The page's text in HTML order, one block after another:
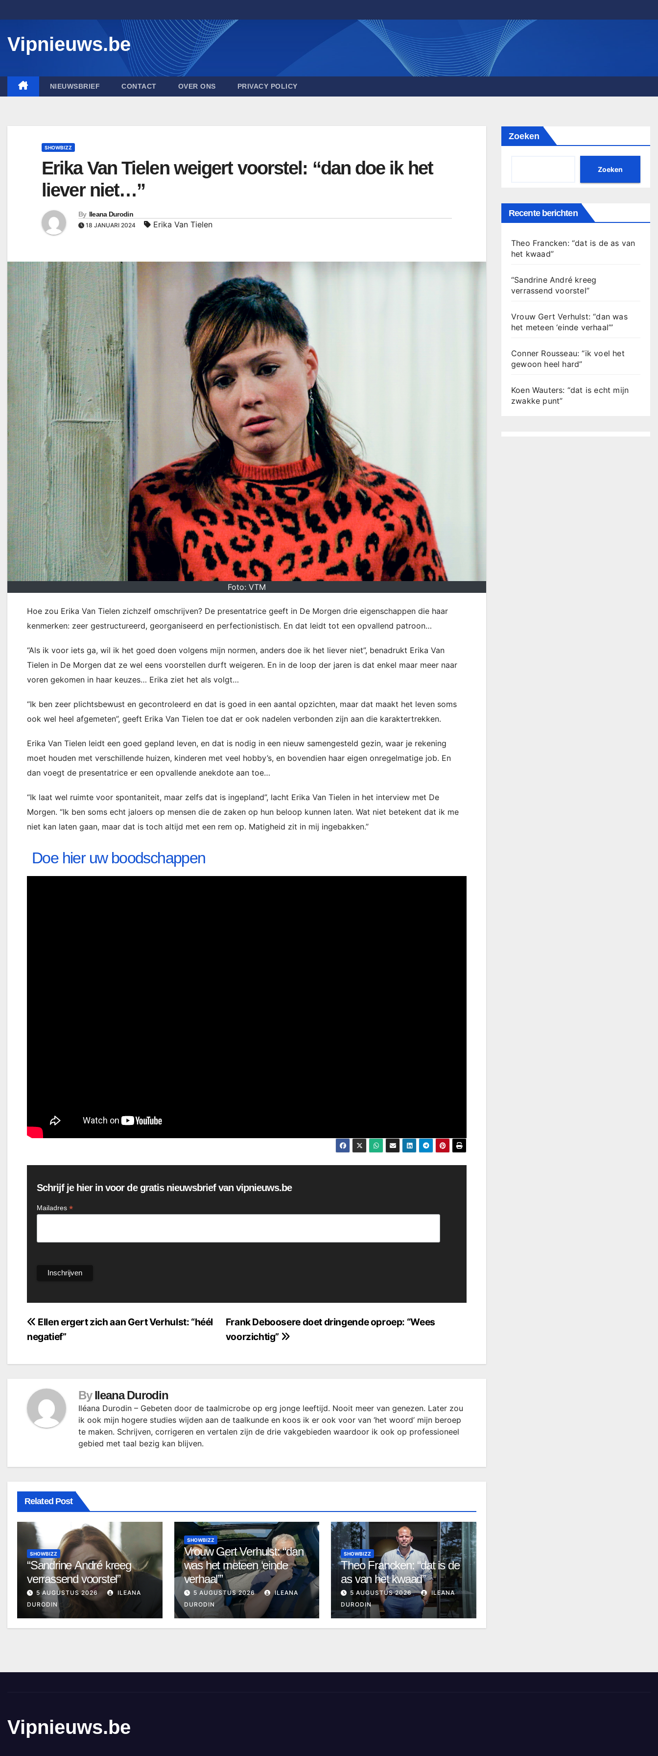
to
Vipnieuws.be
NIEUWSBRIEF CONTACT OVER ONS PRIVACY POLICY
SHOWBIZZ
Erika Van Tielen weigert voorstel: “dan doe ik het
liever niet…”
By Ileana Durodin
18 JANUARI 2024 Erika Van Tielen
Foto: VTM
Hoe zou Erika Van Tielen zichzelf omschrijven? De presentatrice geeft in De Morgen drie eigenschappen die haar
kenmerken: zeer gestructureerd, georganiseerd en perfectionistisch. En dat leidt tot een opvallend patroon…
“Als ik voor iets ga, wil ik het goed doen volgens mijn normen, anders doe ik het liever niet”, benadrukt Erika Van
Tielen in De Morgen dat ze wel eens voorstellen durft weigeren. En in de loop der jaren is dat enkel maar meer naar
voren gekomen in haar keuzes… Erika ziet het als volgt…
“Ik ben zeer plichtsbewust en gecontroleerd en dat is goed in een aantal opzichten, maar dat maakt het leven soms
ook wel heel afgemeten”, geeft Erika Van Tielen toe dat er ook nadelen verbonden zijn aan die karaktertrekken.
Erika Van Tielen leidt een goed gepland leven, en dat is nodig in een nieuw samengesteld gezin, waar je rekening
moet houden met verschillende huizen, kinderen met veel hobby’s, en bovendien haar eigen onregelmatige job. En
dan voegt de presentatrice er een opvallende anekdote aan toe…
“Ik laat wel ruimte voor spontaniteit, maar zelfs dat is ingepland”, lacht Erika Van Tielen in het interview met De
Morgen. “Ik ben soms echt jaloers op mensen die de zaken op hun beloop kunnen laten. Wat niet betekent dat ik me
niet kan laten gaan, maar dat is toch altijd met een rem op. Matigheid zit in mij ingebakken.”
Doe hier uw boodschappen
Schrijf je hier in voor de gratis nieuwsbrief van vipnieuws.be
Mailadres *
Bericht
navigatie
Frank Deboosere doet dringende oproep: “Wees
voorzichtig”
Ellen ergert zich aan Gert Verhulst: “héél
negatief”
By Ileana Durodin
Iléana Durodin – Gebeten door de taalmicrobe op erg jonge leeftijd. Nooit meer van genezen. Later zou
ik ook mijn hogere studies wijden aan de taalkunde en koos ik er ook voor van ‘het woord’ mijn beroep
te maken. Schrijven, corrigeren en vertalen zijn de drie vakgebieden waardoor ik ook op professioneel
gebied met taal bezig kan blijven.
Related Post
SHOWBIZZ
“Sandrine André kreeg
verrassend voorstel”
5 AUGUSTUS 2026
ILEANA
DURODIN
SHOWBIZZ
Vrouw Gert Verhulst: “dan
was het meteen ‘einde
verhaal’”
5 AUGUSTUS 2026
ILEANA
DURODIN
SHOWBIZZ
Theo Francken: “dat is de
as van het kwaad”
5 AUGUSTUS 2026
ILEANA
DURODIN
Zoeken
Zoeken
Recente berichten
Theo Francken: “dat is de as van
het kwaad”
“Sandrine André kreeg
verrassend voorstel”
Vrouw Gert Verhulst: “dan was
het meteen ‘einde verhaal’”
Conner Rousseau: “ik voel het
gewoon heel hard”
Koen Wauters: “dat is echt mijn
zwakke punt”
Vipnieuws.be